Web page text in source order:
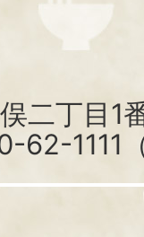
二丁目1
62-1111